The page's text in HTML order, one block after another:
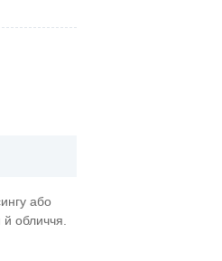
або
обличчя.